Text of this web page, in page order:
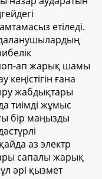
етіледі.
ап жарық шамы
ғана
жабдықтары
тиімді жұмыс
бір маңызды
аз электр
сапалы жарық
әрі қызмет